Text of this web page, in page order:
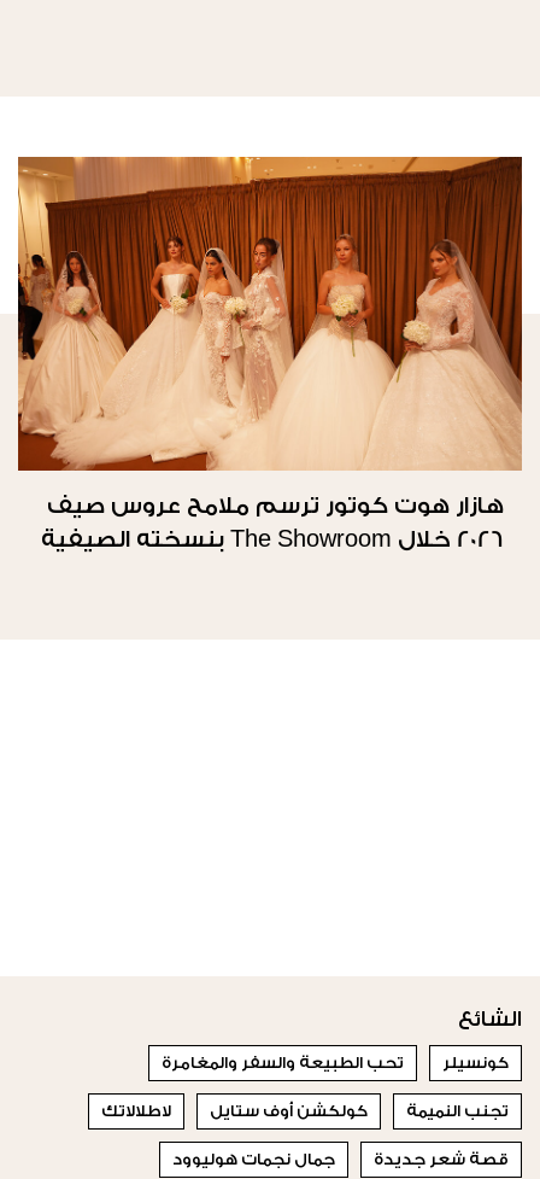
هازار هوت كوتور ترسم ملامح عروس صيف
2026 خلال The Showroom بنسخته الصيفية
الشائع
كونسيلر تحب الطبيعة والسفر والمغامرة
تجنب النميمة كولكشن أوف ستايل لاطلالاتك
قصة شعر جديدة جمال نجمات هوليوود